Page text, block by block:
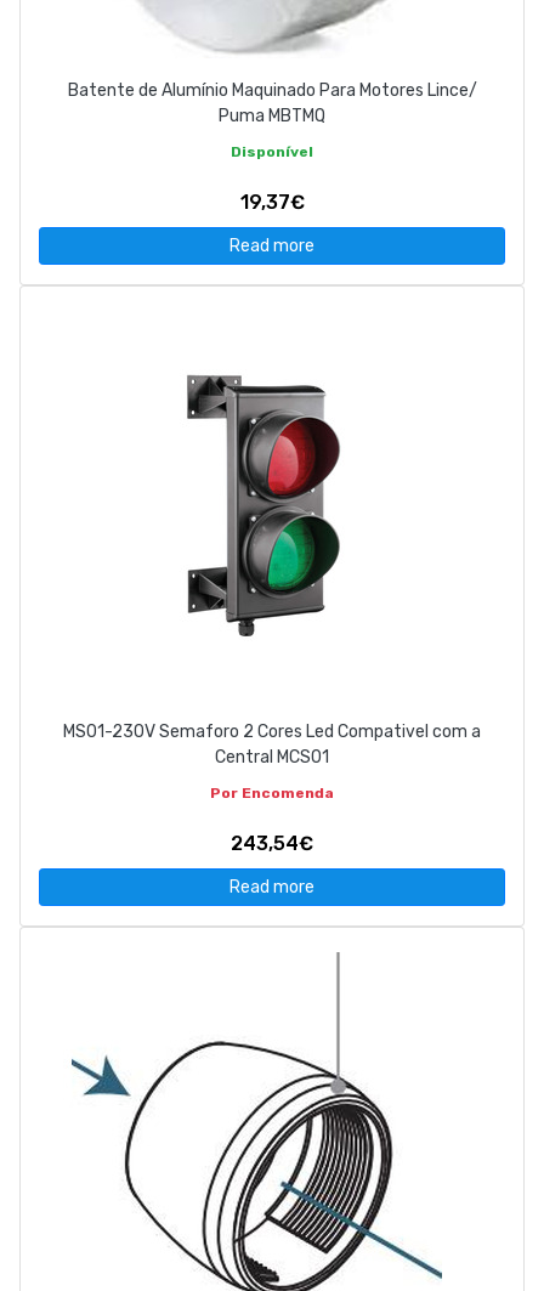
Batente de Alumínio Maquinado Para Motores Lince/
Puma MBTMQ
Disponível
19,37€
Read more
MS01-230V Semaforo 2 Cores Led Compativel com a
Central MCS01
Por Encomenda
243,54€
Read more